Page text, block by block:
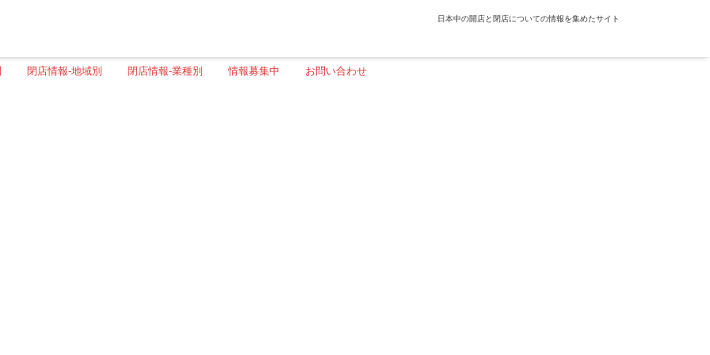
日本中の開店と閉店についての情報を集めたサイト
閉店情報-地域別 閉店情報-業種別 情報募集中 お問い合わせ